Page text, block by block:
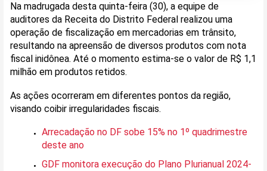
Na madrugada desta quinta-feira (30), a equipe de
auditores da Receita do Distrito Federal realizou uma
operação de fiscalização em mercadorias em trânsito,
resultando na apreensão de diversos produtos com nota
fiscal inidônea. Até o momento estima-se o valor de R$ 1,1
milhão em produtos retidos.
As ações ocorreram em diferentes pontos da região,
visando coibir irregularidades fiscais.
Arrecadação no DF sobe 15% no 1º quadrimestre
deste ano
GDF monitora execução do Plano Plurianual 2024-